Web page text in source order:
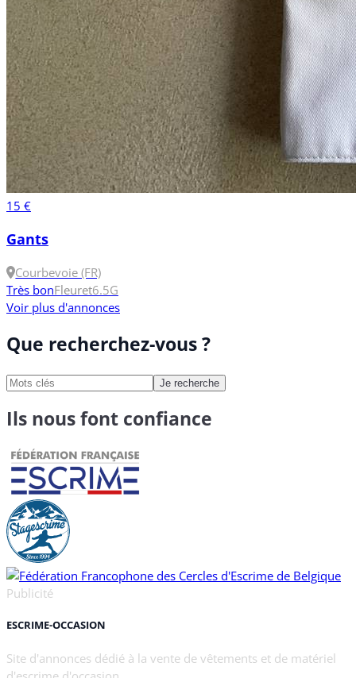
15 €
Gants
Courbevoie (FR)
Très bonFleuret6.5G
Voir plus d'annonces
Que recherchez-vous ?
Je recherche
Ils nous font confiance
Publicité
ESCRIME-OCCASION
Site d'annonces dédié à la vente de vêtements et de matériel